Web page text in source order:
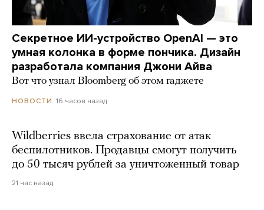
Секретное ИИ-устройство OpenAI — это
умная колонка в форме пончика. Дизайн
разработала компания Джони Айва
Вот что узнал Bloomberg об этом гаджете
НОВОСТИ 16 часов назад
Wildberries ввела страхование от атак
беспилотников. Продавцы смогут получить
до 50 тысяч рублей за уничтоженный товар
21 час назад